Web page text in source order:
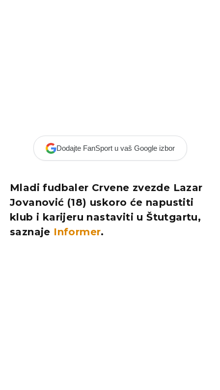
Dodajte FanSport u vaš Google izbor
Mladi fudbaler Crvene zvezde Lazar
Jovanović (18) uskoro će napustiti
klub i karijeru nastaviti u Štutgartu,
saznaje Informer.